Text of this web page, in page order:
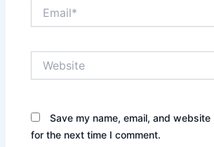
Save my name, email, and
for the next time I comment.